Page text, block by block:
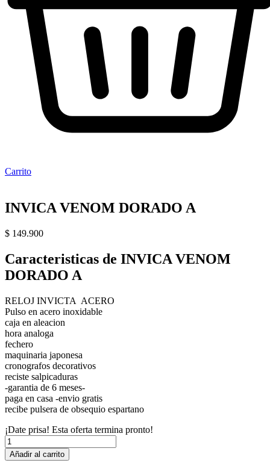
Carrito
INVICA VENOM DORADO A
$ 149.900
Caracteristicas de INVICA VENOM
DORADO A
RELOJ INVICTA ACERO
Pulso en acero inoxidable
caja en aleacion
hora analoga
fechero
maquinaria japonesa
cronografos decorativos
reciste salpicaduras
-garantia de 6 meses-
paga en casa -envio gratis
recibe pulsera de obsequio espartano
¡Date prisa! Esta oferta termina pronto!
INVICA
VENOM
Añadir al carrito